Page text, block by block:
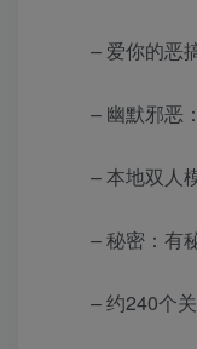
– 爱你的恶
– 幽默邪恶
– 本地双人
– 秘密：有
– 约240个